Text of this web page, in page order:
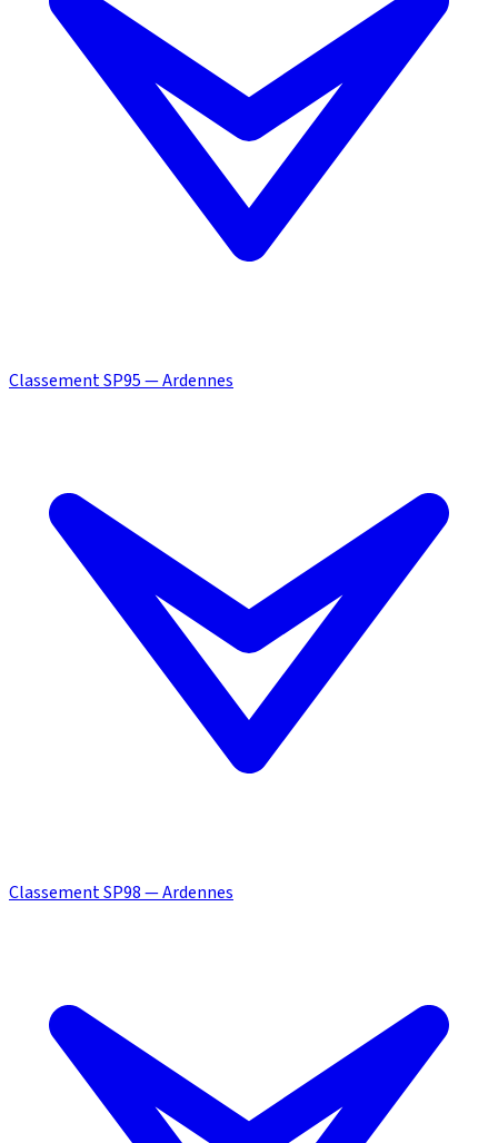
Classement SP95 — Ardennes
Classement SP98 — Ardennes